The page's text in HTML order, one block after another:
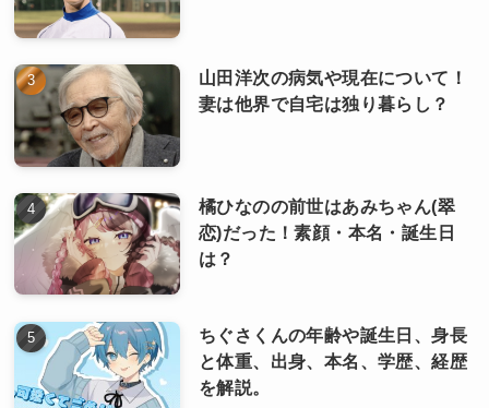
山田洋次の病気や現在について！
妻は他界で自宅は独り暮らし？
橘ひなのの前世はあみちゃん(翠
恋)だった！素顔・本名・誕生日
は？
ちぐさくんの年齢や誕生日、身長
と体重、出身、本名、学歴、経歴
を解説。